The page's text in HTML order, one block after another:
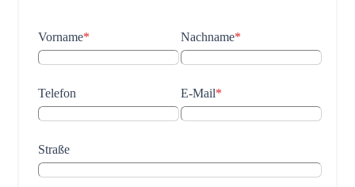
Vorname* Nachname*
Telefon E-Mail*
Straße